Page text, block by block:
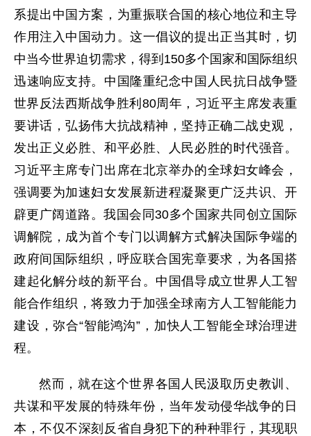
系提出中国方案，为重振联合国的核心地位和主导
作用注入中国动力。这一倡议的提出正当其时，切
中当今世界迫切需求，得到150多个国家和国际组织
迅速响应支持。中国隆重纪念中国人民抗日战争暨
世界反法西斯战争胜利80周年，习近平主席发表重
要讲话，弘扬伟大抗战精神，坚持正确二战史观，
发出正义必胜、和平必胜、人民必胜的时代强音。
习近平主席专门出席在北京举办的全球妇女峰会，
强调要为加速妇女发展新进程凝聚更广泛共识、开
辟更广阔道路。我国会同30多个国家共同创立国际
调解院，成为首个专门以调解方式解决国际争端的
政府间国际组织，呼应联合国宪章要求，为各国搭
建起化解分歧的新平台。中国倡导成立世界人工智
能合作组织，将致力于加强全球南方人工智能能力
建设，弥合“智能鸿沟”，加快人工智能全球治理进
程。
然而，就在这个世界各国人民汲取历史教训、
共谋和平发展的特殊年份，当年发动侵华战争的日
本，不仅不深刻反省自身犯下的种种罪行，其现职